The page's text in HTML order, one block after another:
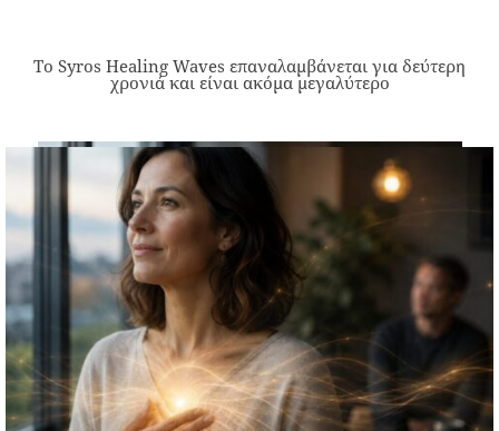
Το Syros Healing Waves επαναλαμβάνεται για δεύτερη
χρονιά και είναι ακόμα μεγαλύτερο